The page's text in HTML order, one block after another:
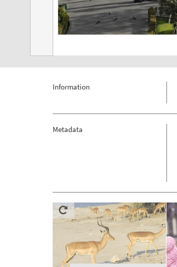
Information
Metadata